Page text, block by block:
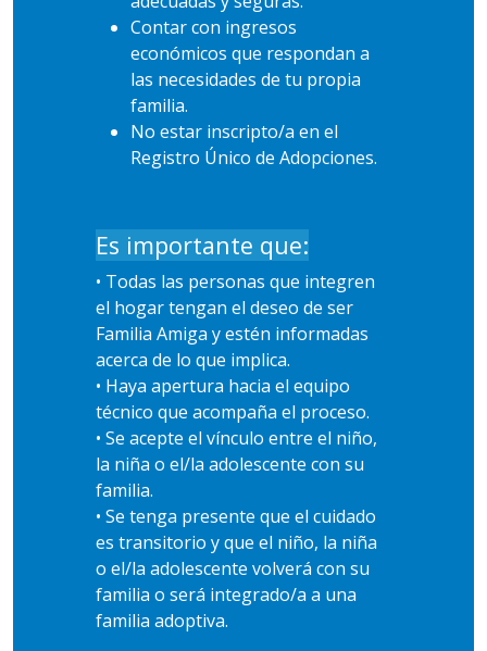
Contar con ingresos
económicos que respondan a
las necesidades de tu propia
familia.
No estar inscripto/a en el
Registro Único de Adopciones.
Es importante que:
• Todas las personas que integren
el hogar tengan el deseo de ser
Familia Amiga y estén informadas
acerca de lo que implica.
• Haya apertura hacia el equipo
técnico que acompaña el proceso.
• Se acepte el vínculo entre el niño,
la niña o el/la adolescente con su
familia.
• Se tenga presente que el cuidado
es transitorio y que el niño, la niña
o el/la adolescente volverá con su
familia o será integrado/a a una
familia adoptiva.